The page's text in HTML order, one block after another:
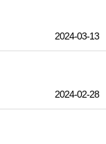
2024-03-13
2024-02-28